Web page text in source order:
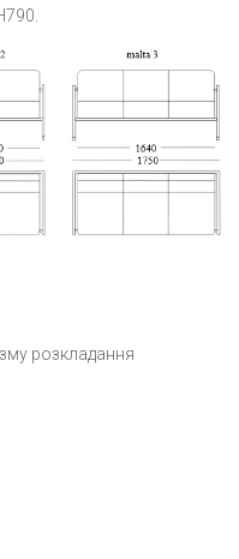
розкладання